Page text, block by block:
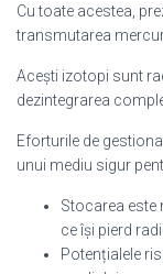
Cu toate acestea,
transmutarea
Acești izotopi sunt
dezintegrarea
Eforturile de
unui mediu sigur
Stocarea este
ce își pierd
Potențialele